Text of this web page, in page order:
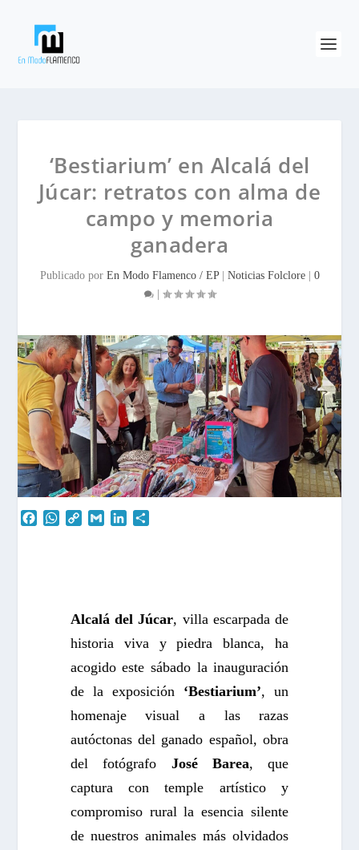
‘Bestiarium’ en Alcalá del
Júcar: retratos con alma de
campo y memoria
ganadera
Publicado por En Modo Flamenco / EP| Noticias Folclore| 0
|
W
C
n
G
I
t
Alcalá del Júcar, villa escarpada de
historia viva y piedra blanca, ha
acogido este sábado la inauguración
de la exposición ‘Bestiarium’, un
homenaje visual a las razas
autóctonas del ganado español, obra
del fotógrafo José Barea, que
captura con temple artístico y
compromiso rural la esencia silente
de nuestros animales más olvidados